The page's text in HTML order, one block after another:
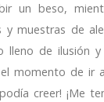
un beso,
y muestras de
lleno de ilusión
momento de ir
creer! ¡Me